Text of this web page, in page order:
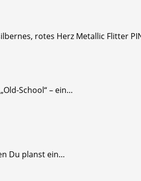
rotes Herz Metallic Flitter
School“ – ein…
Du planst ein…